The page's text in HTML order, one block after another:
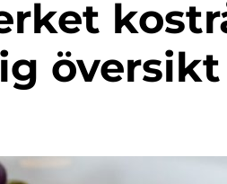
översikt